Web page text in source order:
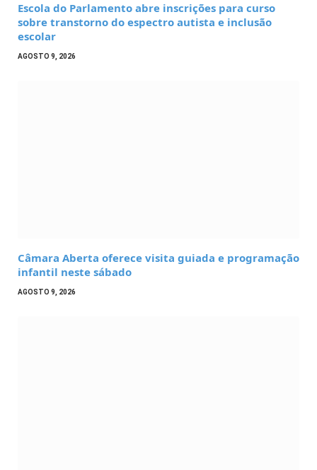
Escola do Parlamento abre inscrições para curso
sobre transtorno do espectro autista e inclusão
escolar
AGOSTO 9, 2026
Câmara Aberta oferece visita guiada e programação
infantil neste sábado
AGOSTO 9, 2026